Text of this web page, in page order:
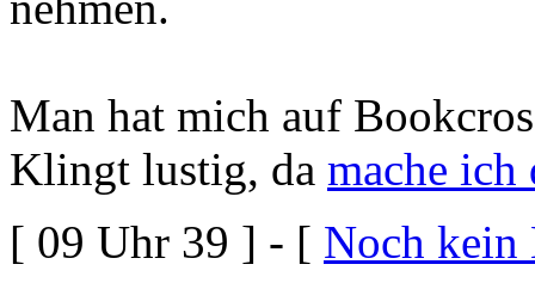
Man hat mich auf
Klingt lustig, da mache
[ 09 Uhr 39 ] - [ Noch kein